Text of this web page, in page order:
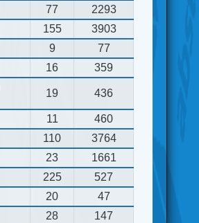
77
2293
155
3903
9
77
16 359
19 436
11
460
110
3764
23
1661
225
527
20
47
28
147